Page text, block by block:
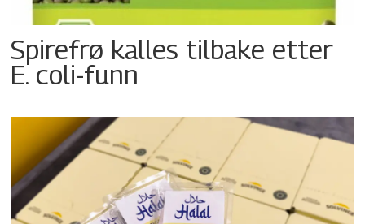
Spirefrø kalles tilbake etter
E. coli-funn